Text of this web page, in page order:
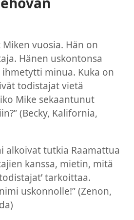
vuosia. Hän on
Hänen uskontonsa
minua. Kuka on
todistajat vietä
Mike sekaantunut
(Becky, Kalifornia,
alkoivat tutkia Raamattua
kanssa, mietin, mitä
tarkoittaa.
uskonnolle!” (Zenon,